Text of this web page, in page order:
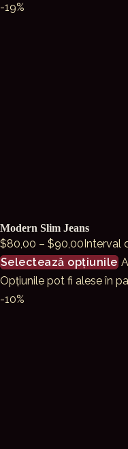
-19%
Modern Slim Jeans
$80,00 – $90,00 Interval
Selectează opțiunile
Opțiunile pot fi alese în
-10%